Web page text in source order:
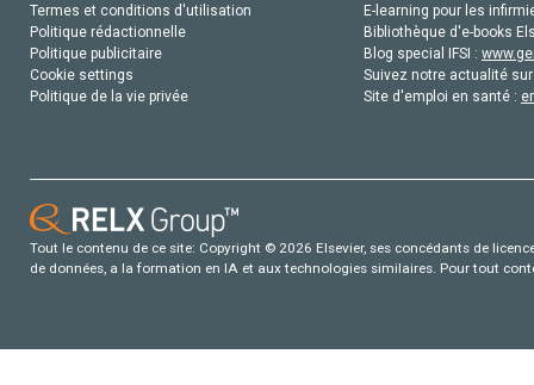
Termes et conditions d'utilisation
Politique rédactionnelle
Politique publicitaire
Cookie settings
Politique de la vie privée
E-learning pour les
Bibliothèque d'e-books
Blog special IFSI :
Suivez notre actualité
Site d'emploi en santé :
Tout le contenu de ce site: Copyright © 2026 Elsevier, ses concédants de
de données, a la formation en IA et aux technologies similaires. Pour tout